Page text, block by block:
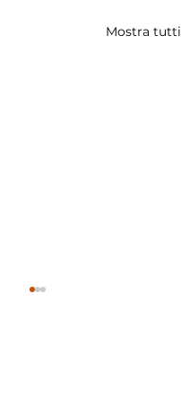
Mostra tutti